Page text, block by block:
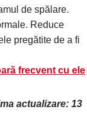
de spălare.
Reduce
pregătite de a fi
frecvent cu ele
actualizare: 13